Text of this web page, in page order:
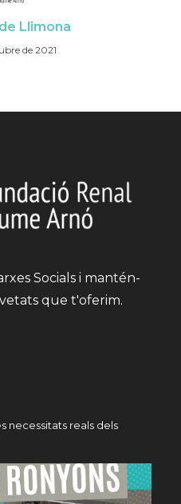
Llimona
de 2021
Socials i mantén-
que t'oferim.
necessitats reals dels